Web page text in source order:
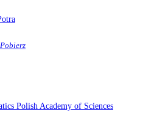
Pobierz
Polish Academy of Sciences